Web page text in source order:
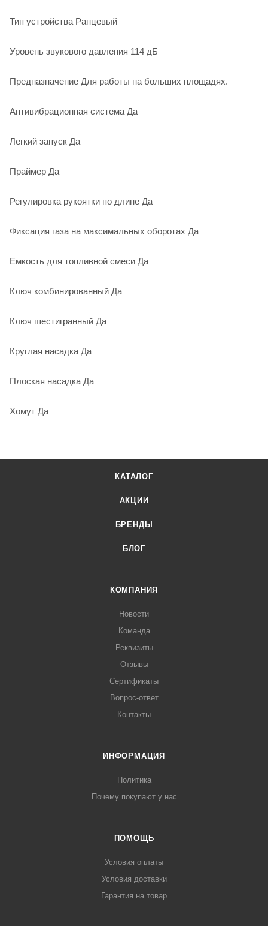
Тип устройства Ранцевый
Уровень звукового давления 114 дБ
Предназначение Для работы на больших площадях.
Антивибрационная система Да
Легкий запуск Да
Праймер Да
Регулировка рукоятки по длине Да
Фиксация газа на максимальных оборотах Да
Емкость для топливной смеси Да
Ключ комбинированный Да
Ключ шестигранный Да
Круглая насадка Да
Плоская насадка Да
Хомут Да
КАТАЛОГ
АКЦИИ
БРЕНДЫ
БЛОГ
КОМПАНИЯ
Новости
Команда
Реквизиты
Отзывы
Сертификаты
Вопрос-ответ
Контакты
ИНФОРМАЦИЯ
Политика
Почему покупают у нас
ПОМОЩЬ
Условия оплаты
Условия доставки
Гарантия на товар